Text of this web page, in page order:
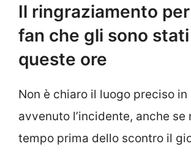
Il ringraziamento
fan che gli sono
queste ore
Non è chiaro il luogo preciso in
avvenuto l’incidente, anche se
tempo prima dello scontro il